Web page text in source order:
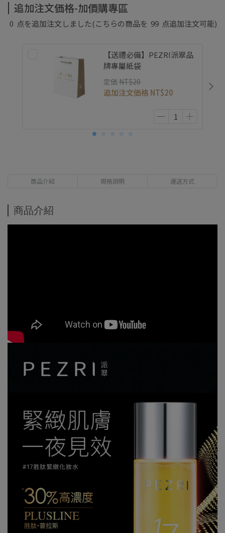
追加注文価格-加價購專區
0 点を追加注文しました(こちらの商品を 99 点追加注文可能)
【送禮必備】PEZRI派翠品
牌專屬紙袋
定価 NT$20
追加注文価格NT$20
商品介紹 規格說明 運送方式
商品介紹